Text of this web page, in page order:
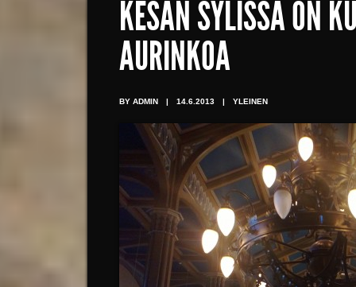
KESÄN SYLISSÄ ON
AURINKOA
BY ADMIN | 14.6.2013 | YLEINEN